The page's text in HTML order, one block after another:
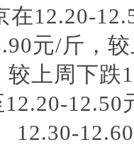
在12.20-
元/斤，
较上周下跌
12.20-12.50
12.30-